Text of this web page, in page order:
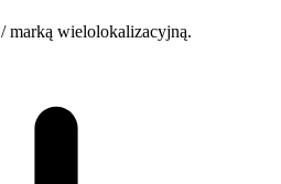
marką wielolokalizacyjną.